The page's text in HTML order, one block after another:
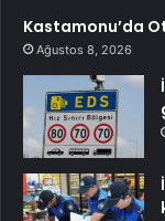
Kastamonu’da
Ağustos 8, 2026